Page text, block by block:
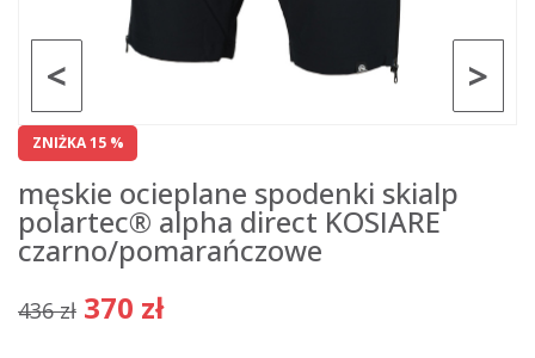
>
<
ZNIŻKA 15 %
męskie ocieplane spodenki skialp
polartec® alpha direct KOSIARE
czarno/pomarańczowe
436 zł 370 zł